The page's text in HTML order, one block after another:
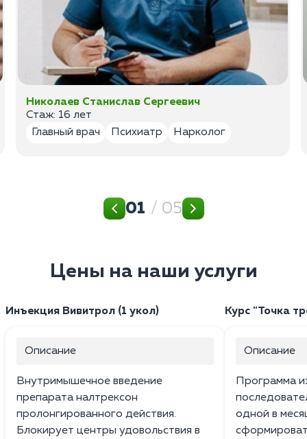
Николаев Станислав Сергеевич
Стаж: 16 лет
Главный врач
Психиатр Нарколог
01 / 05
Цены на наши услуги
Инъекция Вивитрол (1 укол)
Описание
Внутримышечное введение
препарата налтрексон
пролонгированного действия.
Блокирует центры удовольствия в
Курс "Точка
Описание
Программа
одной в